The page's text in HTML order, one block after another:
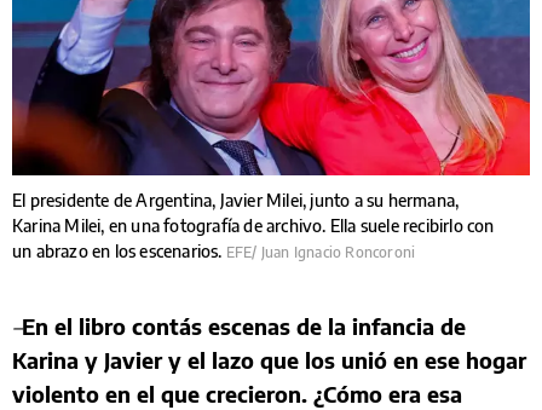
El presidente de Argentina, Javier Milei, junto a su hermana,
Karina Milei, en una fotografía de archivo. Ella suele recibirlo con
un abrazo en los escenarios. EFE/ Juan Ignacio Roncoroni
–En el libro contás escenas de la infancia de
Karina y Javier y el lazo que los unió en ese hogar
violento en el que crecieron. ¿Cómo era esa